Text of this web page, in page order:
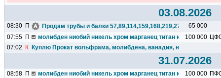
03.08.2026
08:30 П Продам трубы и балки
65 000
07:55 П молибден ниобий никель хром марганец титан кремний чугун
100 000
07:02
К Куплю Прокат вольфрама, молибдена, ванадия, ниобия,
31.07.2026
08:58 П молибден ниобий никель хром марганец титан кремний чугун
100 000